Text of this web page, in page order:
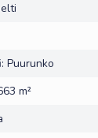
: Puurunko
m²